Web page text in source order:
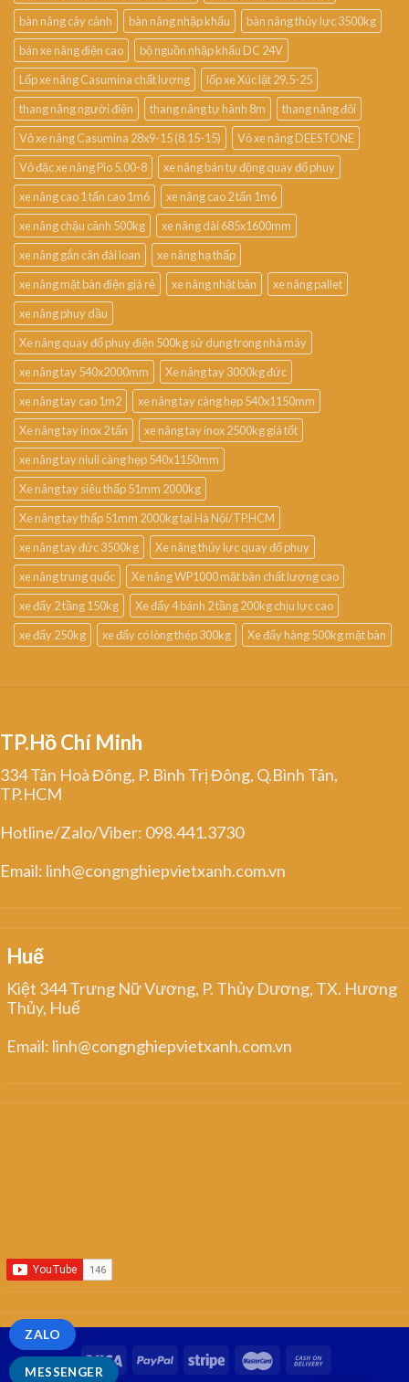
bàn nâng cây cảnh
bàn nâng nhập khẩu
bàn nâng thủy lực 3500kg
bán xe nâng điện cao
bộ nguồn nhập khẩu DC 24V
Lốp xe nâng Casumina chất lượng
lốp xe Xúc lật 29.5-25
thang nâng người điện
thang nâng tự hành 8m
thang nâng đôi
Vỏ xe nâng Casumina 28x9-15 (8.15-15)
Vỏ xe nâng DEESTONE
Vỏ đặc xe nâng Pio 5.00-8
xe nâng bán tự động quay đổ phuy
xe nâng cao 1 tấn cao 1m6
xe nâng cao 2 tấn 1m6
xe nâng chậu cảnh 500kg
xe nâng dài 685x1600mm
xe nâng gắn cân đài loan
xe nâng hạ thấp
xe nâng mặt bàn điện giá rẻ
xe nâng nhật bản
xe nâng pallet
xe nâng phuy dầu
Xe nâng quay đổ phuy điện 500kg sử dụng trong nhà máy
xe nâng tay 540x2000mm
Xe nâng tay 3000kg đức
xe nâng tay cao 1m2
xe nâng tay càng hẹp 540x1150mm
Xe nâng tay inox 2 tấn
xe nâng tay inox 2500kg giá tốt
xe nâng tay niuli càng hẹp 540x1150mm
Xe nâng tay siêu thấp 51mm 2000kg
Xe nâng tay thấp 51mm 2000kg tại Hà Nội/TP.HCM
xe nâng tay đức 3500kg
Xe nâng thủy lực quay đổ phuy
xe nâng trung quốc
Xe nâng WP1000 mặt bàn chất lượng cao
xe đẩy 2 tầng 150kg
Xe đẩy 4 bánh 2 tầng 200kg chịu lực cao
xe đẩy 250kg
xe đẩy có lòng thép 300kg Xe đẩy hàng 500kg mặt bàn
TP.Hồ Chí Minh
334 Tân Hoà Đông, P. Bình Trị Đông, Q.Bình Tân,
TP.HCM
Hotline/Zalo/Viber: 098.441.3730
Email: linh@congnghiepvietxanh.com.vn
Huế
Kiệt 344 Trưng Nữ Vương, P. Thủy Dương, TX. Hương
Thủy, Huế
Email: linh@congnghiepvietxanh.com.vn
MESSENGER
ZALO